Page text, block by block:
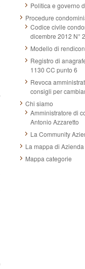
Politica e governo
Procedure
Codice civile
dicembre 2012 N°
Modello di
Registro di
1130 CC punto 6
Revoca
consigli per
Chi siamo
Amministratore di
Antonio Azzaretto
La Community
La mappa di
Mappa categorie